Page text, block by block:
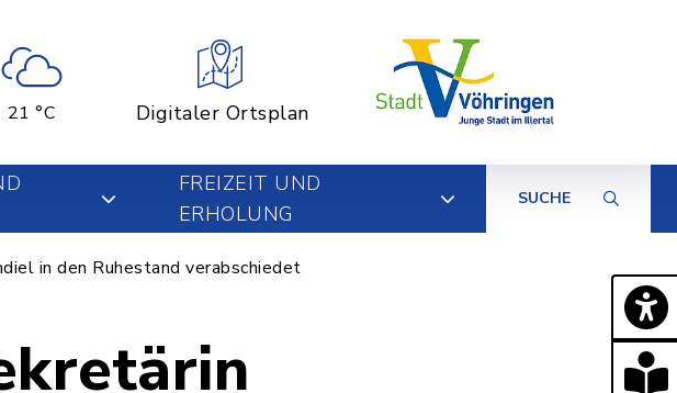
21 °C Digitaler Ortsplan
FREIZEIT UND
ERHOLUNG
SUCHE
in den Ruhestand verabschiedet